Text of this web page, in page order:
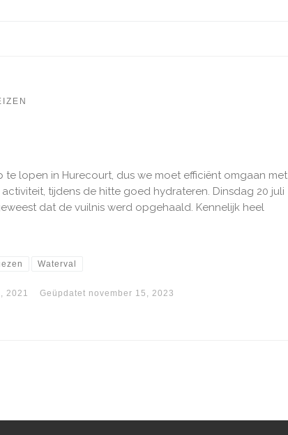
lopen in Hurecourt, dus we moet efficiënt omgaan met
tijdens de hitte goed hydrateren. Dinsdag 20 juli
dat de vuilnis werd opgehaald. Kennelijk heel
Waterval
2021 Geüpdatet november 15, 2023